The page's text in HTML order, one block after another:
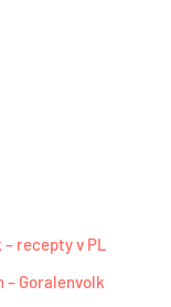
– recepty v PL
– Goralenvolk